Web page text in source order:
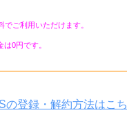
ご利用いただけます。
0円です。
の登録・解約方法はこ